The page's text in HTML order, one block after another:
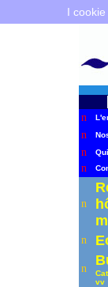
I
n
n
n
n
n
n
n
vv